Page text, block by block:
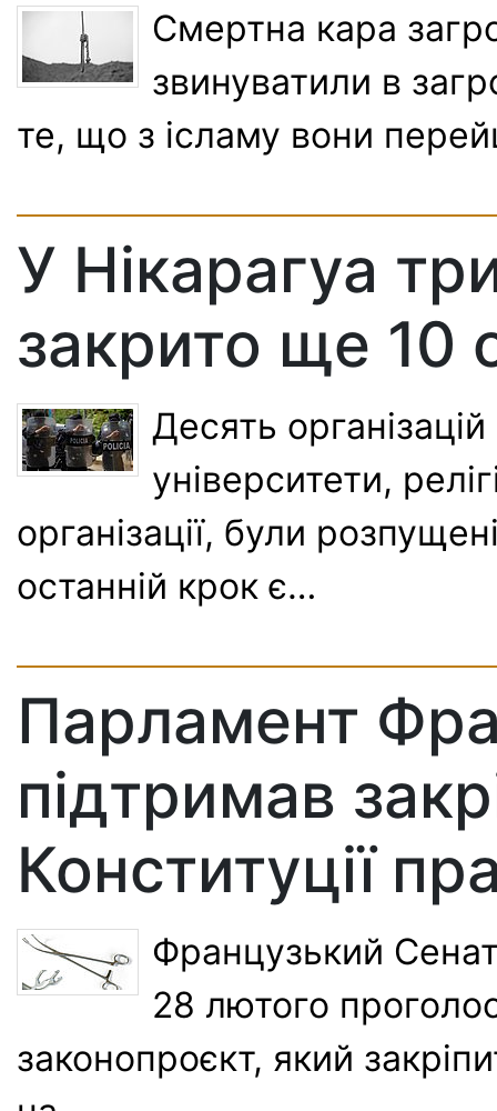
Смертна кара
звинуватили в
те, що з ісламу вони
У Нікарагуа
закрито ще 10
Десять
університети,
організації, були
останній крок є…
Парламент
підтримав
Конституції
Французький
28 лютого
законопроєкт, який